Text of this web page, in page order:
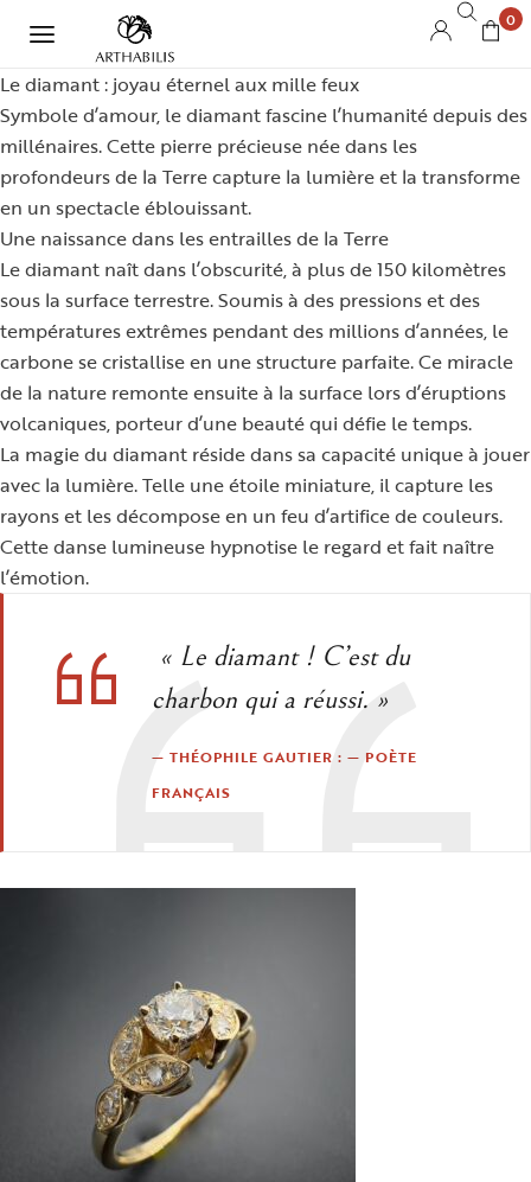
0
Le diamant : joyau éternel aux mille feux
Symbole d’amour, le diamant fascine l’humanité depuis des
millénaires. Cette pierre précieuse née dans les
profondeurs de la Terre capture la lumière et la transforme
en un spectacle éblouissant.
Une naissance dans les entrailles de la Terre
Le diamant naît dans l’obscurité, à plus de 150 kilomètres
sous la surface terrestre. Soumis à des pressions et des
températures extrêmes pendant des millions d’années, le
carbone se cristallise en une structure parfaite. Ce miracle
de la nature remonte ensuite à la surface lors d’éruptions
volcaniques, porteur d’une beauté qui défie le temps.
La magie du diamant réside dans sa capacité unique à jouer
avec la lumière. Telle une étoile miniature, il capture les
rayons et les décompose en un feu d’artifice de couleurs.
Cette danse lumineuse hypnotise le regard et fait naître
l’émotion.
« Le diamant ! C’est du
charbon qui a réussi. »
THÉOPHILE GAUTIER : — POÈTE
FRANÇAIS